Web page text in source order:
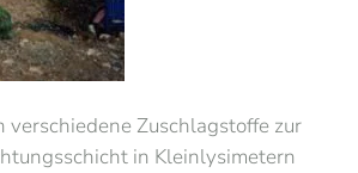
verschiedene Zuschlagstoffe zur
in Kleinlysimetern